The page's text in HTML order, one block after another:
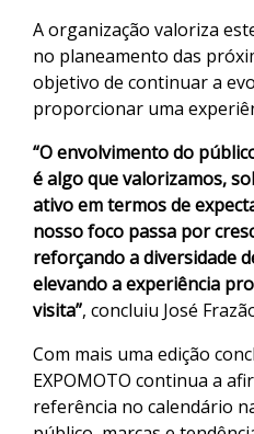
A organização valoriza
no planeamento das
objetivo de continuar a
proporcionar uma
“O envolvimento do
é algo que valorizamos,
ativo em termos de
nosso foco passa por
reforçando a diversidade
elevando a experiência
visita”, concluiu José
Com mais uma edição
EXPOMOTO continua a
referência no calendário